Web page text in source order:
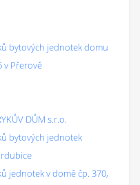
bytových jednotek domu
v Přerově
DŮM s.r.o.
bytových jednotek
jednotek v domě čp. 370,